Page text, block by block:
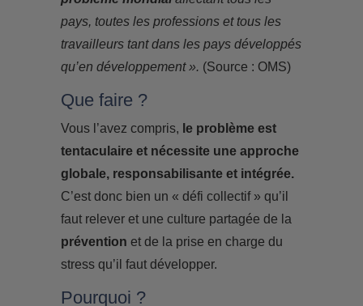
pays, toutes les professions et tous les
travailleurs tant dans les pays développés
qu’en développement ». (Source : OMS)
Que faire ?
Vous l’avez compris, le problème est
tentaculaire et nécessite une approche
globale, responsabilisante et intégrée.
C’est donc bien un « défi collectif » qu’il
faut relever et une culture partagée de la
prévention et de la prise en charge du
stress qu’il faut développer.
Pourquoi ?